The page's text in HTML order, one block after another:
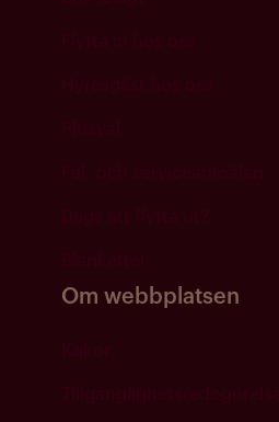
Om webbplatsen